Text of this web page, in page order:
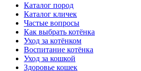
Каталог пород
Каталог кличек
Частые вопросы
Как выбрать котёнка
Уход за котёнком
Воспитание котёнка
Уход за кошкой
Здоровье кошек